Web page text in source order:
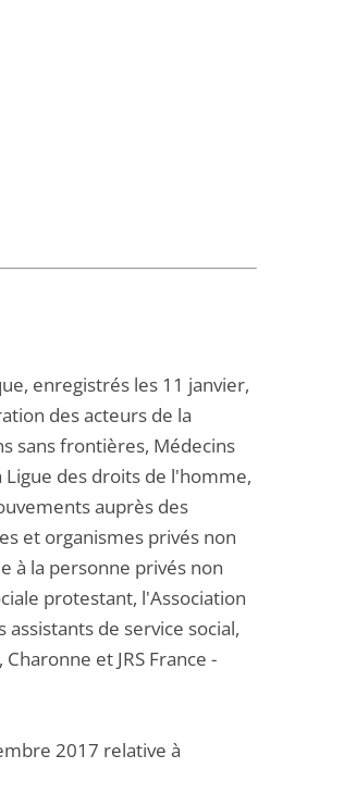
enregistrés les 11 janvier,
des acteurs de la
sans frontières, Médecins
Ligue des droits de l'homme,
auprès des
et organismes privés non
à la personne privés non
protestant, l'Association
de service social,
et JRS France -
2017 relative à